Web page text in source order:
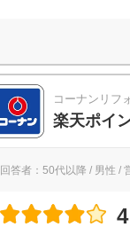
コーナンリフ
楽天ポイ
回答者：50代以降 / 男性 /
4